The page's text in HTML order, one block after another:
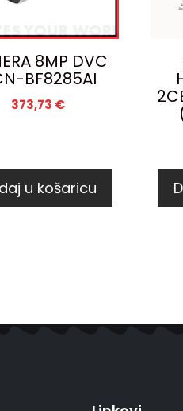
8MP DVC
BF8285AI
373,73 €
u košaricu